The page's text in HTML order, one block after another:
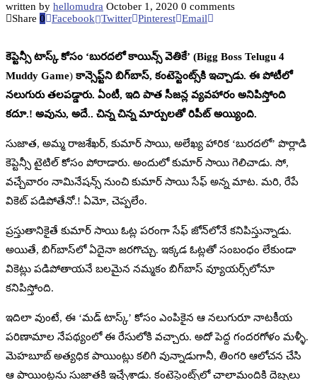
written by hellomudra October 1, 2020 0 comments
Share 0 Facebook Twitter Pinterest Email
కెప్టెన్సీ టాస్క్‌ కోసం ‘బురదలో కాయిన్స్‌ వెతికే’ (Bigg Boss Telugu 4
Muddy Game) కాన్సెప్ట్‌ని బిగ్‌బాస్‌, కంటెస్టెంట్స్‌కి ఇచ్చాడు. ఈ పోటీలో
నలుగురు తలపడ్డారు. ఏంటీ, ఇది పాత సీజన్ల వ్యవహారం అనిపిస్తోంది
కదూ.! అవును, అదే.. చిన్న చిన్న మార్పులతో రిపీట్‌ అయ్యింది.
సుజాత, అమ్మ రాజశేఖర్‌, కుమార్‌ సాయి, అలేఖ్య హారిక ‘బురదలో’ పొర్లాడి
కెప్టెన్సీ టైటిల్‌ కోసం పోరాడారు. అందులో కుమార్‌ సాయి గెలిచాడు. సో,
వచ్చేవారం నామినేషన్స్‌ నుంచి కుమార్‌ సాయి సేఫ్‌ అన్న మాట. మరి, రేపే
వికెట్‌ పడిపోతేనో.! ఏమో, చెప్పలేం.
ప్రస్తుతానికైతే కుమార్‌ సాయి ఓట్ల పరంగా సేఫ్‌ జోన్‌లోనే కనిపిస్తున్నాడు.
అయితే, బిగ్‌బాస్‌లో ఏదైనా జరగొచ్చు. ఇక్కడ ఓట్లతో సంబంధం లేకుండా
వికెట్లు పడిపోతాయనే బలమైన నమ్మకం బిగ్‌బాస్‌ వ్యూయర్స్‌లోనూ
కనిపిస్తోంది.
ఇదిలా వుంటే, ఈ ‘మడ్‌ టాస్క్‌’ కోసం ఎంపికైన ఆ నలుగురూ నాటకీయ
పరిణామాల నేపథ్యంలో ఈ రేసులోకి వచ్చారు. అదో పెద్ద గందరగోళం మళ్ళీ.
మెహబూబ్‌ అత్యధిక పాయింట్లు కలిగి వున్నాడుగానీ, తింగరి ఆలోచన చేసి
ఆ పాయింట్లను సుజాతకి ఇచ్చేశాడు. కంటెస్టెంట్స్‌లో చాలామందికి దెబ్బలు